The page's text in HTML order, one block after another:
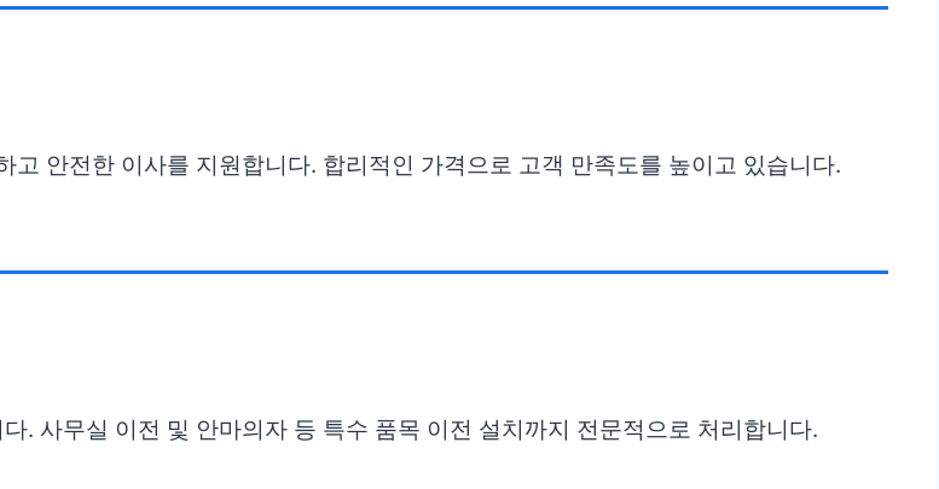
안전한 이사를 지원합니다. 합리적인 가격으로 고객 만족도를 높이고 있습니다.
. 사무실 이전 및 안마의자 등 특수 품목 이전 설치까지 전문적으로 처리합니다.